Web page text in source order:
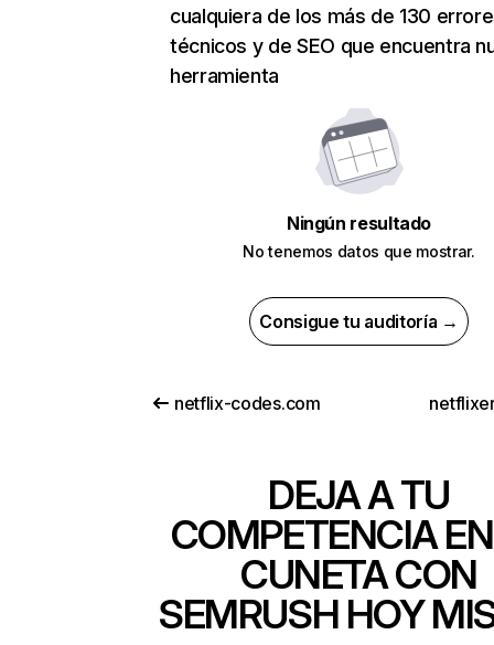
cualquiera de los más de 130
técnicos y de SEO que encuentra
herramienta
Ningún resultado
No tenemos datos que mostrar.
Consigue tu auditoría →
netflix-codes.com
DEJA A TU
COMPETENCIA
CUNETA CON
SEMRUSH HOY